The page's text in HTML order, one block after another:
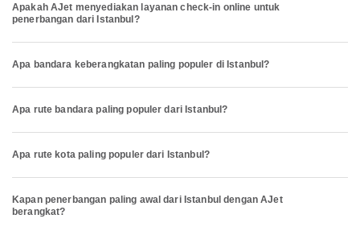
Apakah AJet menyediakan layanan check-in online untuk
penerbangan dari Istanbul?
Apa bandara keberangkatan paling populer di Istanbul?
Apa rute bandara paling populer dari Istanbul?
Apa rute kota paling populer dari Istanbul?
Kapan penerbangan paling awal dari Istanbul dengan AJet
berangkat?